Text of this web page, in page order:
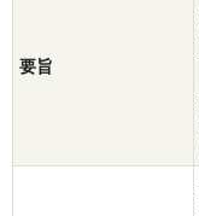
要旨